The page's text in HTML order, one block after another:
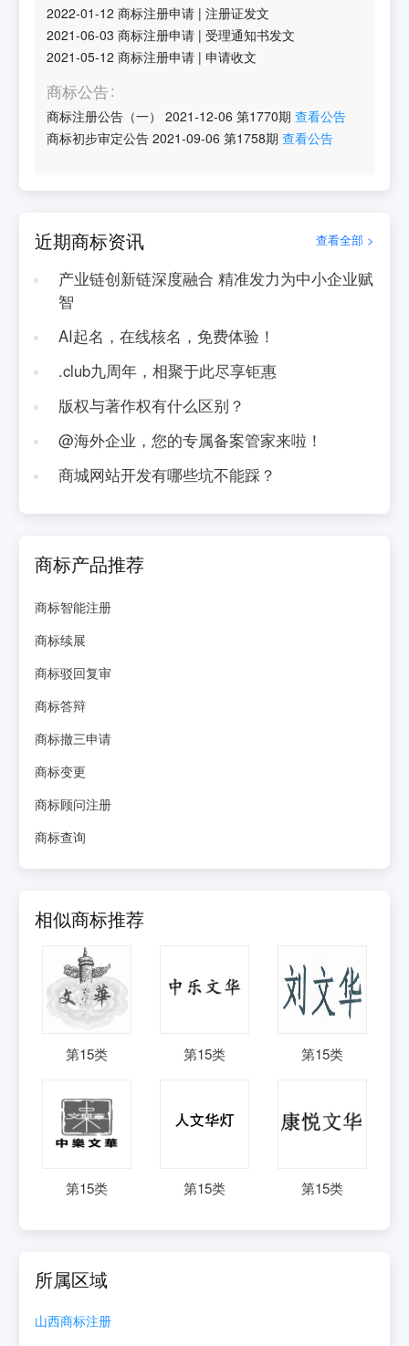
2022-01-12 商标注册申请 |注册证发文
2021-06-03 商标注册申请 |受理通知书发文
2021-05-12 商标注册申请 |申请收文
商标公告
商标注册公告（一） 2021-12-06 第1770期 查看公告
商标初步审定公告 2021-09-06 第1758期 查看公告
近期商标资讯 查看全部 >
产业链创新链深度融合 精准发力为中小企业赋
智
AI起名，在线核名，免费体验！
.club九周年，相聚于此尽享钜惠
版权与著作权有什么区别？
@海外企业，您的专属备案管家来啦！
商城网站开发有哪些坑不能踩？
商标产品推荐
商标智能注册
商标续展
商标驳回复审
商标答辩
商标撤三申请
商标变更
商标顾问注册
商标查询
相似商标推荐
第15类 第15类 第15类
第15类 第15类 第15类
所属区域
山西商标注册